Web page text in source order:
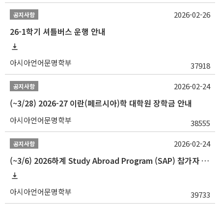
공지사항
26-1학기 셔틀버스 운행 안내
아시아언어문명학부 37918
2026-02-26
공지사항
(~3/28) 2026-27 이란(페르시아)학 대학원 장학금 안내
아시아언어문명학부 38555
2026-02-24
공지사항
(~3/6) 2026하계 Study Abroad Program (SAP) 참가자 모집 안내
아시아언어문명학부 39733
2026-02-24